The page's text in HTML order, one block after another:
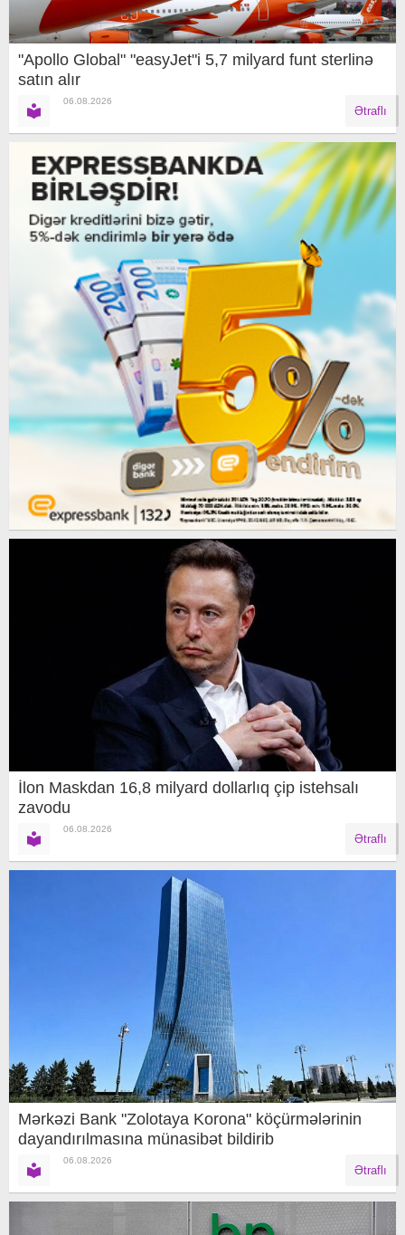
"Apollo Global" "easyJet"i 5,7 milyard funt sterlinə
satın alır
06.08.2026
Ətraflı
İlon Maskdan 16,8 milyard dollarlıq çip istehsalı
zavodu
06.08.2026
Ətraflı
Mərkəzi Bank "Zolotaya Korona" köçürmələrinin
dayandırılmasına münasibət bildirib
06.08.2026
Ətraflı